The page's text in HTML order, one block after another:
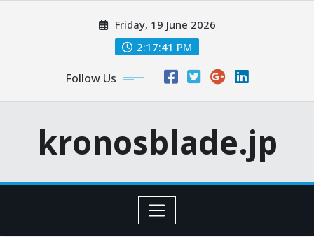
Friday, 19 June 2026
2:17:43 PM
Follow Us
kronosblade.jp